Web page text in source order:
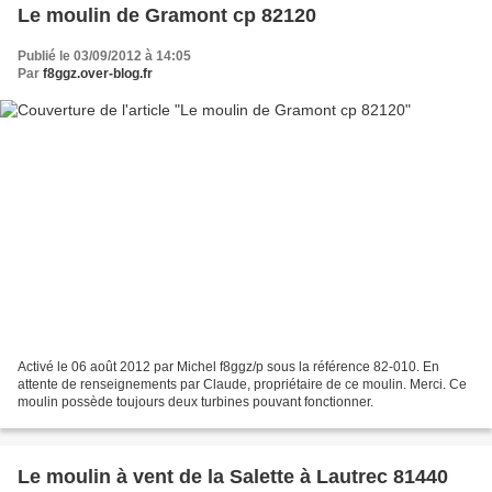
Le moulin de Gramont cp 82120
Publié le 03/09/2012 à 14:05
Par f8ggz.over-blog.fr
Activé le 06 août 2012 par Michel f8ggz/p sous la référence 82-010. En
attente de renseignements par Claude, propriétaire de ce moulin. Merci. Ce
moulin possède toujours deux turbines pouvant fonctionner.
Le moulin à vent de la Salette à Lautrec 81440